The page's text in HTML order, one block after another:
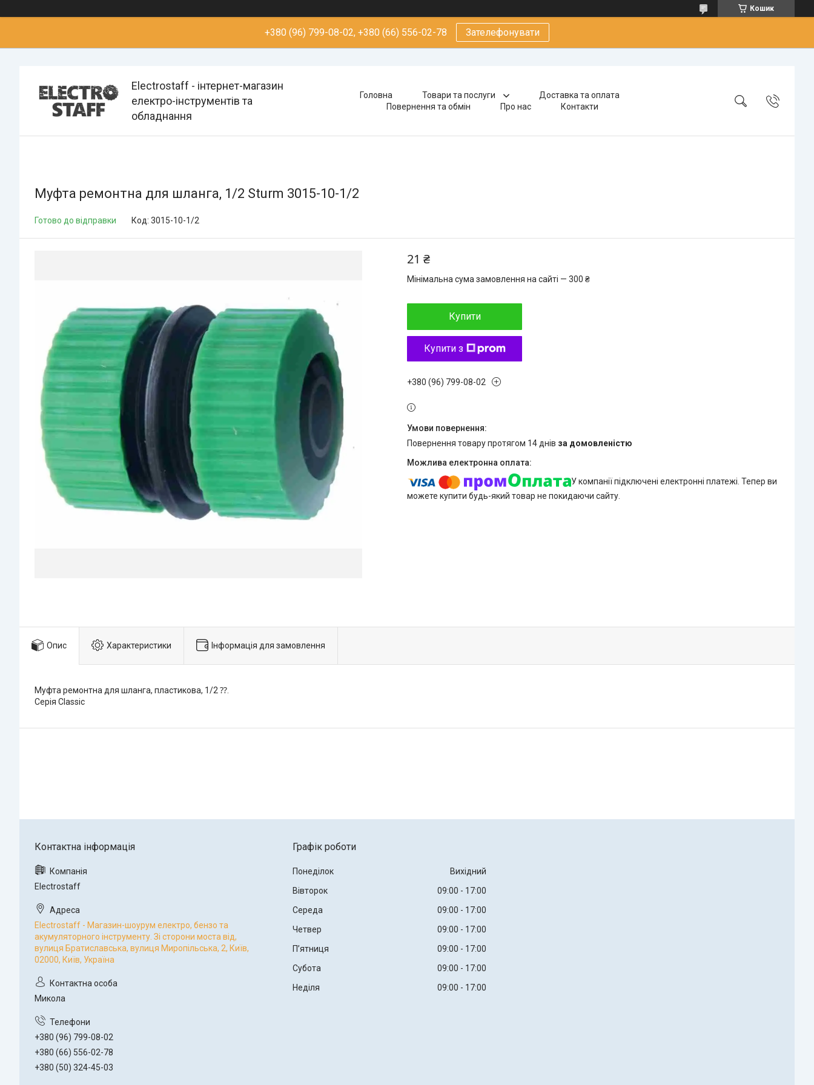
Кошик
+380 (96) 799-08-02, +380 (66) 556-02-78 Зателефонувати
Electrostaff - інтернет-магазин
електро-інструментів та
обладнання
Головна Товари та послуги
Доставка та оплата
Повернення та обмін
Про нас Контакти
Муфта ремонтна для шланга, 1/2 Sturm 3015-10-1/2
Готово до відправки Код: 3015-10-1/2
21 ₴
Мінімальна сума замовлення на сайті — 300 ₴
Купити
Купити з
+380 (96) 799-08-02
повернення товару протягом 14 днів за домовленістю
У компанії підключені електронні платежі. Тепер ви
можете купити будь-який товар не покидаючи сайту.
Опис Характеристики Інформація для замовлення
Муфта ремонтна для шланга, пластикова, 1/2 ⁇.
Серія Classic
Electrostaff
Electrostaff - Магазин-шоурум електро, бензо та
акумуляторного інструменту. Зі сторони моста від,
вулиця Братиславська, вулиця Миропільська, 2, Київ,
02000, Київ, Україна
Микола
+380 (96) 799-08-02
+380 (66) 556-02-78
+380 (50) 324-45-03
Графік роботи
Понеділок
Вихідний
Вівторок
09:00
17:00
Середа
09:00
17:00
Четвер
09:00
17:00
Пʼятниця
09:00
17:00
Субота
09:00
17:00
Неділя
09:00 17:00